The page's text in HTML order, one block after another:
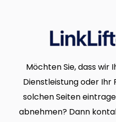
Möchten Sie, dass wir
Dienstleistung oder
solchen Seiten
abnehmen? Dann